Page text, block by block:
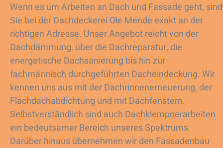
Wenn es um Arbeiten an Dach und Fassade geht, sind
Sie bei der Dachdeckerei Ole Mende exakt an der
richtigen Adresse. Unser Angebot reicht von der
Dachdämmung, über die Dachreparatur, die
energetische Dachsanierung bis hin zur
fachmännisch durchgeführten Dacheindeckung. Wir
kennen uns aus mit der Dachrinnenerneuerung, der
Flachdachabdichtung und mit Dachfenstern.
Selbstverständlich sind auch Dachklempnerarbeiten
ein bedeutsamer Bereich unseres Spektrums.
Darüber hinaus übernehmen wir den Fassadenbau